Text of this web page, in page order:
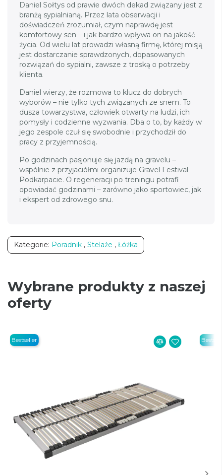
Daniel Sołtys od prawie dwóch dekad związany jest z
branżą sypialnianą. Przez lata obserwacji i
doświadczeń zrozumiał, czym naprawdę jest
komfortowy sen – i jak bardzo wpływa on na jakość
życia. Od wielu lat prowadzi własną firmę, której misją
jest dostarczanie sprawdzonych, dopasowanych
rozwiązań do sypialni, zawsze z troską o potrzeby
klienta.
Daniel wierzy, że rozmowa to klucz do dobrych
wyborów – nie tylko tych związanych ze snem. To
dusza towarzystwa, człowiek otwarty na ludzi, ich
pomysły i codzienne wyzwania. Dba o to, by każdy w
jego zespole czuł się swobodnie i przychodził do
pracy z przyjemnością.
Po godzinach pasjonuje się jazdą na gravelu –
wspólnie z przyjaciółmi organizuje Gravel Festival
Podkarpacie. O regeneracji po treningu potrafi
opowiadać godzinami – zarówno jako sportowiec, jak
i ekspert od zdrowego snu.
Kategorie: Poradnik , Stelaże , Łóżka
Wybrane produkty z naszej
oferty
Bestseller